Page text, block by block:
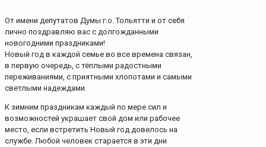
От имени депутатов Думы г.о. Тольятти и от себя
лично поздравляю вас с долгожданными
новогодними праздниками!
Новый год в каждой семье во все времена связан,
в первую очередь, с тёплыми радостными
переживаниями, с приятными хлопотами и самыми
светлыми надеждами.
К зимним праздникам каждый по мере сил и
возможностей украшает свой дом или рабочее
место, если встретить Новый год довелось на
службе. Любой человек старается в эти дни